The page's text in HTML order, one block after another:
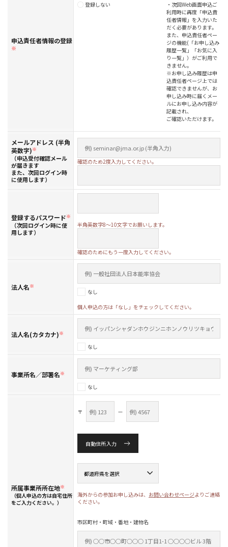
申込責任者情報の登録
※
登録しない
・次回Web画面申込ご
利用時に再度「申込責
任者情報」を入力いた
だく必要があります。
また、申込責任者ペー
ジの機能(「お申し込み
履歴一覧」「お気に入
り一覧」）がご利用で
きません。
※お申し込み履歴は申
込責任者ページ上では
確認できませんが、お
申し込み時に届くメー
ルにお申し込み内容が
記載され、
ご確認いただけます。
メールアドレス (半角
英数字)※
（申込受付確認メール
が届きます
また、次回ログイン時
に使用します）
確認のため2度入力してください。
登録するパスワード※
（次回ログイン時に使
用します）
半角英数字8～10文字でお願いします。
確認のためにもう一度入力してください。
法人名※
なし
個人申込の方は「なし」をチェックしてください。
法人名(カタカナ)※
なし
事業所名／部署名※
なし
所属事業所所在地※
（個人申込の方は自宅住所
をご入力ください。）
〒 —
自動住所入力
海外からの参加お申し込みは、 お問い合わせページよりご連絡
ください。
市区町村・町域・番地・建物名